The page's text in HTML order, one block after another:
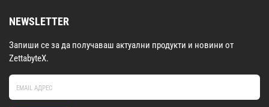
NEWSLETTER
Запиши се за да получаваш актуални продукти и новини от
ZettabyteX.